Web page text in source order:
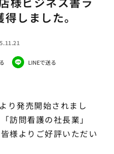
しました。
LINEで送る
り発売開始されまし
訪問看護の社長業」
様よりご好評いただい